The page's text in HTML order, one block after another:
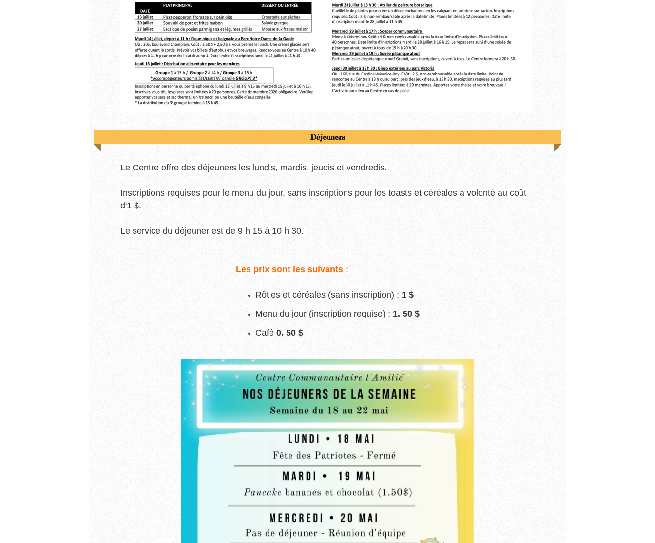
Déjeuners
Le Centre offre des déjeuners les lundis, mardis, jeudis et vendredis.
Inscriptions requises pour le menu du jour, sans inscriptions pour les toasts et céréales à volonté au coût
d'1 $.
Le service du déjeuner est de 9 h 15 à 10 h 30.
Les prix sont les suivants :
Rôties et céréales (sans inscription) : 1 $
Menu du jour (inscription requise) : 1. 50 $
Café 0. 50 $